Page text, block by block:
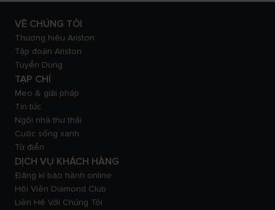
VỀ CHÚNG TÔI
Thương hiệu Ariston
Tập đoàn Ariston
Tuyển Dụng
TẠP CHÍ
Mẹo & giải pháp
Tin tức
Ngôi nhà thư thái
Cuộc sống xanh
Từ điển
DỊCH VỤ KHÁCH HÀNG
Đăng kí bảo hành online
Hội Viên Diamond Club
Liên Hệ Với Chúng Tôi